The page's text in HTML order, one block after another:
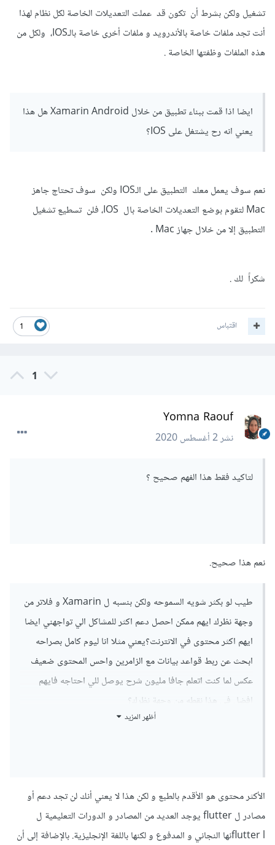
تشغيل ولكن بشرط أن تكون قد عملت التعديلات الخاصة لكل نظام لهذا
أنت تجد ملفات خاصة بالأندرويد و ملفات أخرى خاصة بالـIOS، ولكل من
هذه الملفات وظفتها الخاصة .
ايضا اذا قمت ببناء تطبيق من خلال Xamarin Android هل هذا
يعني انه رح يشتغل على IOS؟
نعم سوف يعمل معك التطبيق على الـIOS ولكن سوف تحتاج جاهز
Mac لتقوم بوضع التعديلات الخاصة بال IOS، فلن تسطيع تشغيل
التطبيق إلا من خلال جهاز Mac .
شكراً لك .
1 اقتباس
1
Yomna Raouf
نشر2 أغسطس 2020
لتاكيد فقط هذا الفهم صحيح ؟
نعم هذا صحيح.
طيب لو بكثر شويه السموحه ولكن بنسبه ل Xamarin و فلاتر من
وجهة نظرك ايهم ممكن احصل دعم اكثر للمشاكل الي تواجهني ايضا
ايهم اكثر محتوى في الانترنت؟يعني مثلا انا ليوم كامل بصراحه
ابحث عن ربط قواعد بيانات مع الزامرين واحس المحتوى ضعيف
عكس لما كنت اتعلم جافا مليون شرح يوصل للي احتاجه فايهم
افضل في هذا نقطه من وجهة نظرك؟
أظهر المزيد
الأكثر محتوى هو الأقدم بالطبع و لكن هذا لا يعني أنك لن تجد دعم أو
مصادر ل flutter يوجد العديد من المصادر و الدورات التعليمية ل
flutter lنها النجاني و المدفوع و لكنها باللغة الإنجليزية. بالإضافة إلى أن